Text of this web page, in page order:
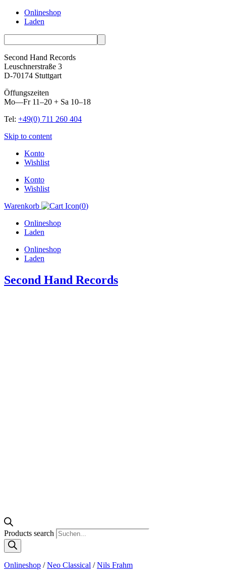
Onlineshop
Laden
Second Hand Records
Leuschnerstraße 3
D-70174 Stuttgart
Öffungszeiten
Mo—Fr 11–20 + Sa 10–18
Tel: +49(0) 711 260 404
Skip to content
Konto
Wishlist
Konto
Wishlist
Warenkorb
(0)
Onlineshop
Laden
Onlineshop
Laden
Second Hand Records
Products search
Onlineshop /Neo Classical /Nils Frahm